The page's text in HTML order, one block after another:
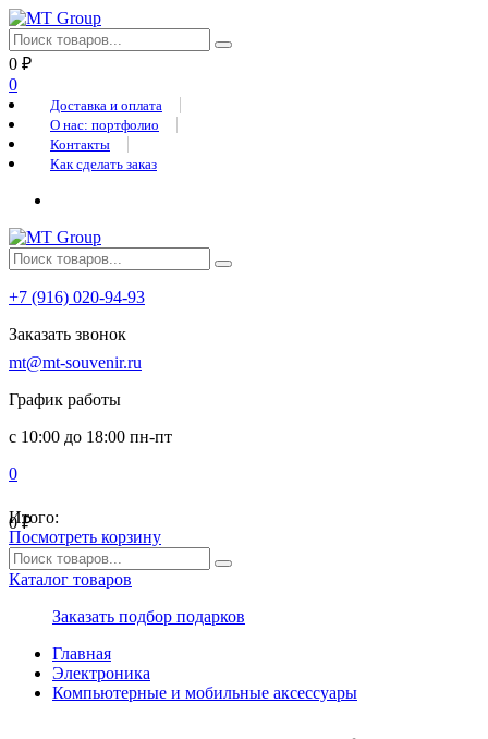
0 ₽
0
Доставка и оплата
О нас: портфолио
Контакты
Как сделать заказ
+7 (916) 020-94-93
Заказать звонок
mt@mt-souvenir.ru
График работы
с 10:00 до 18:00 пн-пт
0
0₽
Итого:
Посмотреть корзину
Каталог товаров
Заказать подбор подарков
Главная
Электроника
Компьютерные и мобильные аксессуары